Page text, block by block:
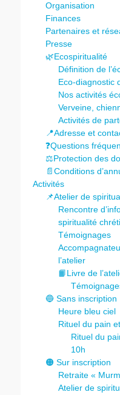
Organisation
Finances
Partenaires et
Presse
🌿Ecospiritualité
Définition de
Eco-diagnostic
Nos activités
Verveine,
Activités de
📍Adresse et
❓Questions
⚖️Protection des
📄Conditions
Activités
📌Atelier de
Rencontre
spiritualité
Témoignages
l’atelier
📙Livre de
🔵 Sans inscription
Heure bleu ciel
Rituel du pain
Rituel du
10h
🟠 Sur inscription
Retraite «
Atelier de